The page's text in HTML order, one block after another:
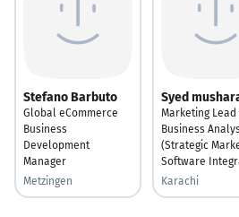
Stefano Barbuto
Global eCommerce
Business
Development
Manager
Metzingen
Syed
Marketing Lead
Business
(Strategic
Software
Karachi